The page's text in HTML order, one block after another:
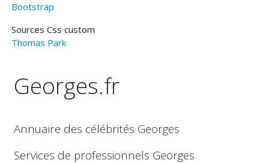
Bootstrap
Sources Css custom
Thomas Park
Georges.fr
Annuaire des célébrités Georges
Services de professionnels Georges